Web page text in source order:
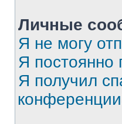
Личные
Я не могу
Я
Я получил